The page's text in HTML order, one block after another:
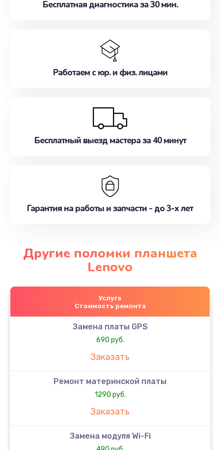
Бесплатная диагностика за 30 мин.
Работаем с юр. и физ. лицами
Бесплатный выезд мастера за 40 минут
Гарантия на работы и запчасти - до 3-х лет
Другие поломки планшета
Lenovo
Услуга
Стоимость ремонта
Замена платы GPS
690 руб.
Заказать
Ремонт материнской платы
1290 руб.
Заказать
Замена модуля Wi-Fi